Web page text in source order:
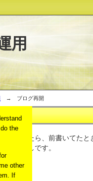
→ ブログ再開
ていたら、前書いてたと
やり直しです。
the
other
If
用